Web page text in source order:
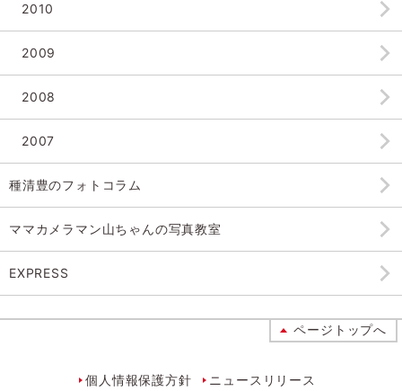
2010
2009
2008
2007
種清豊のフォトコラム
ママカメラマン山ちゃんの写真教室
EXPRESS
ページトップへ
個人情報保護方針 ニュースリリース